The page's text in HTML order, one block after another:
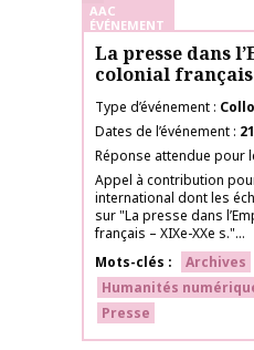
AAC
ÉVÉNEMENT
La presse dans
colonial français
Type d’événement
Dates de l’événement
Réponse attendue pour
Appel à contribution
international dont les
sur "La presse dans
français – XIXe-XXe s."...
Mots-clés
Archives
Humanités
Presse